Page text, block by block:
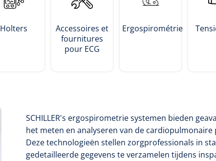
Holters
Accessoires et
fournitures
pour ECG
Ergospirométrie
SCHILLER's ergospirometrie systemen bieden
het meten en analyseren van de
Deze technologieën stellen zorgprofessionals in
gedetailleerde gegevens te verzamelen tijdens